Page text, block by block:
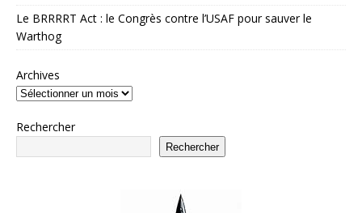
Le BRRRRT Act : le Congrès contre l’USAF pour sauver le
Warthog
Archives
Rechercher
Rechercher